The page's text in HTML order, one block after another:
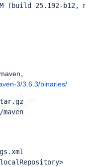
(build 25.192-b12,
。
3/3.6.3/binaries/